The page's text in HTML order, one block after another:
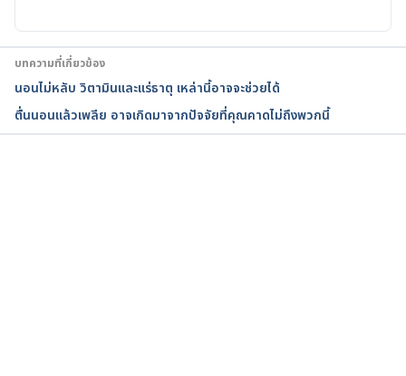
https://health.clevelandclinic.org/how-are-dreams-
related-to-your-health/.
Accessed 3 September 2019.
บทความที่เกี่ยวข้อง
นอนไม่หลับ วิตามินและแร่ธาตุ เหล่านี้อาจจะช่วยได้
ตื่นนอนแล้วเพลีย อาจเกิดมาจากปัจจัยที่คุณคาดไม่ถึงพวกนี้